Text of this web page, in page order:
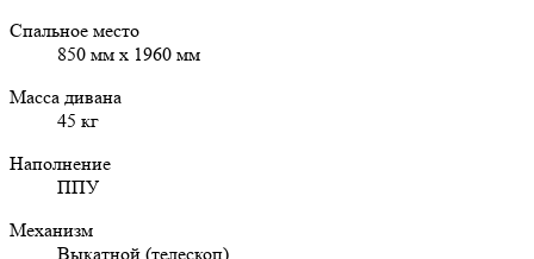
Спальное место
850 мм х 1960 мм
Масса дивана
45 кг
Наполнение
ППУ
Механизм
Выкатной (телескоп)